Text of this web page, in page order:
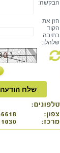
הבקשה:
הזן את
הקוד
בתיבה
שלהלן:
שלח הודעה